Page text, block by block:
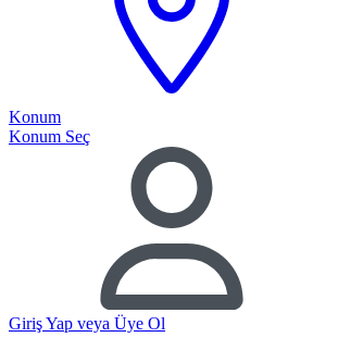
Konum
Konum Seç
Giriş Yap veya Üye Ol